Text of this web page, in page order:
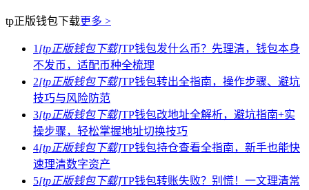
tp正版钱包下载更多 >
1 [tp正版钱包下载]TP钱包发什么币？先理清，钱包本身
不发币，适配币种全梳理
2[tp正版钱包下载]TP钱包转出全指南，操作步骤、避坑
技巧与风险防范
3[tp正版钱包下载]TP钱包改地址全解析，避坑指南+实
操步骤，轻松掌握地址切换技巧
4[tp正版钱包下载]TP钱包持仓查看全指南，新手也能快
速理清数字资产
5[tp正版钱包下载]TP钱包转账失败？别慌！一文理清常